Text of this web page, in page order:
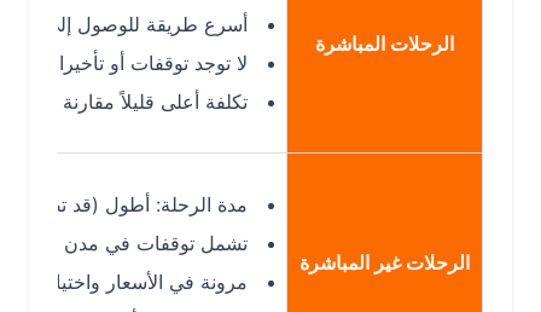
الرحلات المباشرة
أسرع طريقة للوصول إلى دبي
لا توجد توقفات أو تأخيرات إضافية
تكلفة أعلى قليلاً مقارنة بالرحلات
الرحلات غير المباشرة
مدة الرحلة: أطول (قد تصل لـ 4 ساعات)
تشمل توقفات في مدن أخرى مثل
مرونة في الأسعار واختيار الوجهات